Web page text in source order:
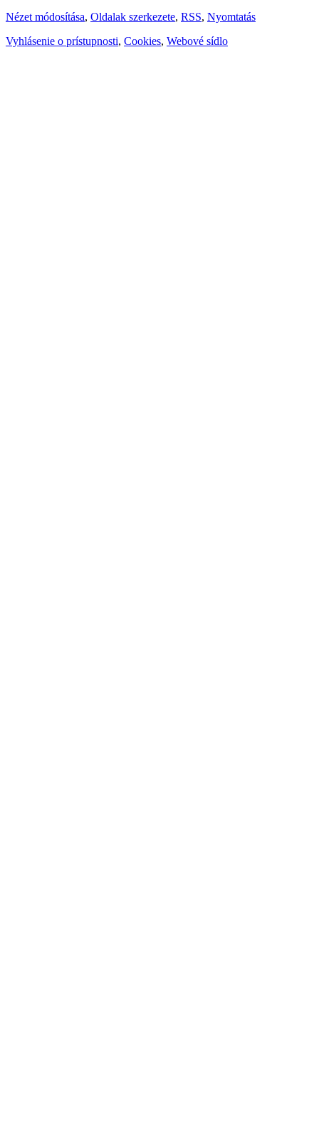
Nézet módosítása, Oldalak szerkezete, RSS, Nyomtatás
Vyhlásenie o prístupnosti, Cookies, Webové sídlo